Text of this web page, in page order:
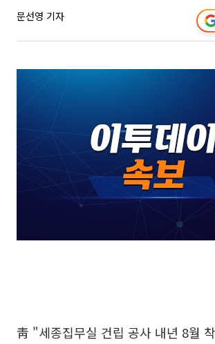
문선영 기자
靑 "세종집무실 건립 공사 내년 8월